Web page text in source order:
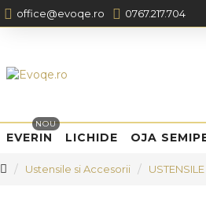
office@evoqe.ro 0767.217.704
EVERIN
NOU
LICHIDE OJA
Ustensile si Accesorii USTENSILE